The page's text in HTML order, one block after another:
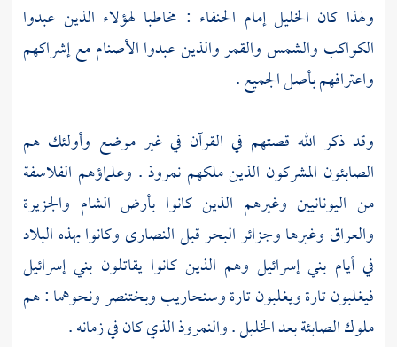
ولهذا كان الخليل إمام الحنفاء : مخاطبا لهؤلاء الذين عبدوا
الكواكب والشمس والقمر والذين عبدوا الأصنام مع إشراكهم
واعترافهم بأصل الجميع .
وقد ذكر الله قصتهم في القرآن في غير موضع وأولئك هم
الصابئون المشركون الذين ملكهم نمروذ. وعلماؤهم الفلاسفة
من اليونانيين وغيرهم الذين كانوا بأرض الشام والجزيرة
والعراق وغيرهاوجزائر البحرقبلالنصارى وكانوا بهذه البلاد
في أيام بني إسرائيل وهم الذين كانوا يقاتلون بني إسرائيل
فيغلبون تارة ويغلبون تارةوسنحاريبوبختنصرونحوهما : هم
ملوك الصابئةبعد الخليل .والنمروذالذي كان في زمانه .